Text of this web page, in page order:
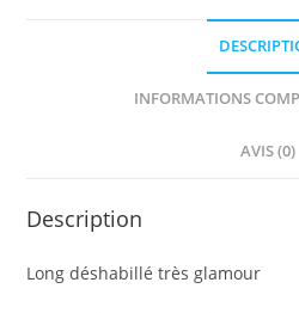
INFORMATIONS
AVIS (0)
Description
Long déshabillé très glamour